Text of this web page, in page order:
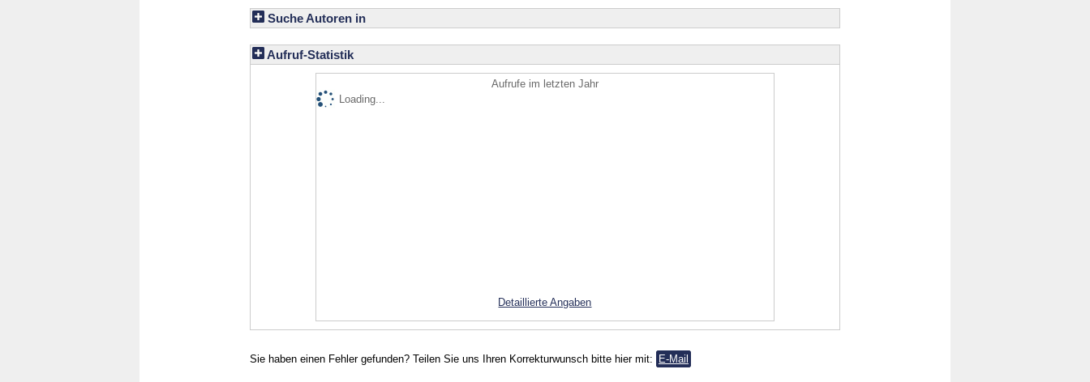
Suche Autoren in
Aufruf-Statistik
Aufrufe im letzten Jahr
Loading...
Detaillierte Angaben
Sie haben einen Fehler gefunden? Teilen Sie uns Ihren Korrekturwunsch bitte hier mit: E-Mail